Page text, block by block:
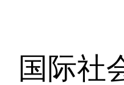
国际社